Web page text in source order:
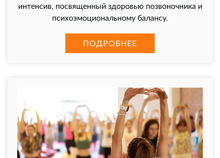
интенсив, посвященный здоровью позвоночника и
психоэмоциональному балансу.
ПОДРОБНЕЕ